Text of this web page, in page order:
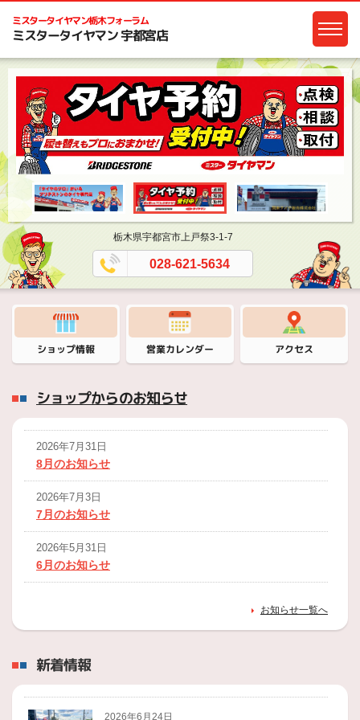
ミスタータイヤマン栃木フォーラム
ミスタータイヤマン 宇都宮店
栃木県宇都宮市上戸祭3-1-7
028-621-5634
ショップ情報 営業カレンダー アクセス
ショップからのお知らせ
2026年7月31日
8月のお知らせ
2026年7月3日
7月のお知らせ
2026年5月31日
6月のお知らせ
4月のお知らせ
2026年2月28日
3月のお知らせ
お知らせ一覧へ
新着情報
2026年6月24日